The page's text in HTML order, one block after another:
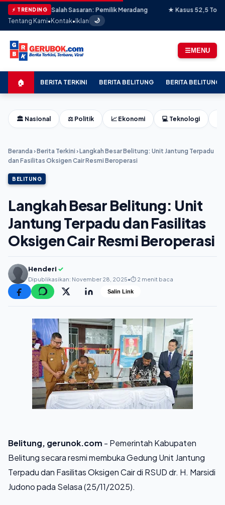
⚡ TRENDING
Salah Sasaran: Pemilik Meradang
★ Kasus 52,5 Ton Pasir Timah
Tentang Kami•Kontak•Iklan 🌙
☰MENU
🏠 BERITA TERKINI BERITA BELITUNG BERITA BELITUNG
🏛️ Nasional ⚖️ Politik 📈 Ekonomi 💻 Teknologi
Beranda ›Berita Terkini ›Langkah Besar Belitung: Unit Jantung Terpadu
dan Fasilitas Oksigen Cair Resmi Beroperasi
BELITUNG
Langkah Besar Belitung: Unit
Jantung Terpadu dan Fasilitas
Oksigen Cair Resmi Beroperasi
Henderi ✓
Dipublikasikan: November 28, 2025•⏱️ 2 menit baca
Salin Link
Belitung, gerunok.com - Pemerintah Kabupaten
Belitung secara resmi membuka Gedung Unit Jantung
Terpadu dan Fasilitas Oksigen Cair di RSUD dr. H. Marsidi
Judono pada Selasa (25/11/2025).